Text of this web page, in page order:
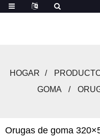
HOGAR
GOMA
Orugas de goma